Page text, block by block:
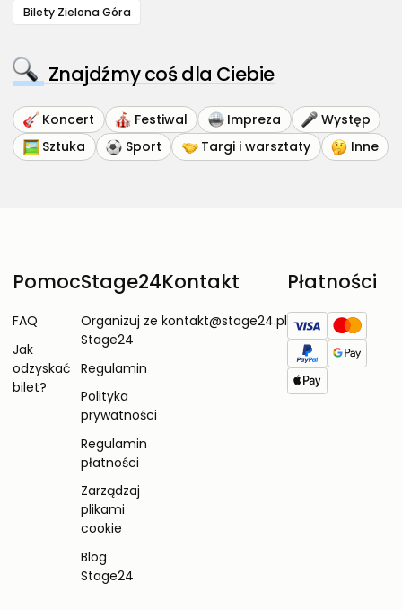
Bilety Zielona Góra
Znajdźmy coś dla Ciebie
Koncert Festiwal Impreza
Występ
Sztuka
Sport Targi i warsztaty Inne
Pomoc
FAQ
Jak
odzyskać
bilet?
Stage24
Organizuj ze
Stage24
Regulamin
Polityka
prywatności
Regulamin
płatności
Zarządzaj
plikami
cookie
Blog
Stage24
Kontakt
kontakt@stage24.pl
Płatności